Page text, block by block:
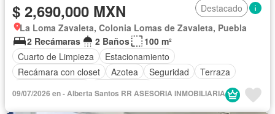
$ 2,690,000 MXN
Destacado
La Loma Zavaleta, Colonia Lomas de Zavaleta, Puebla
2 Recámaras
2 Baños
100 m²
Cuarto de Limpieza
Estacionamiento
Recámara con closet
Azotea Seguridad
Terraza
09/07/2026 en - Alberta Santos RR ASESORIA INMOBILIARIA